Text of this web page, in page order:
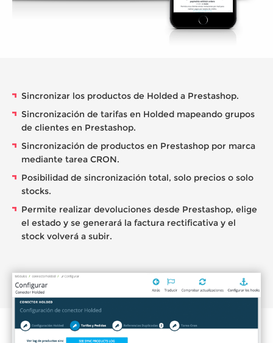
Sincronizar los productos de Holded a Prestashop.
Sincronización de tarifas en Holded mapeando grupos
de clientes en Prestashop.
Sincronización de productos en Prestashop por marca
mediante tarea CRON.
Posibilidad de sincronización total, solo precios o solo
stocks.
Permite realizar devoluciones desde Prestashop, elige
el estado y se generará la factura rectificativa y el
stock volverá a subir.